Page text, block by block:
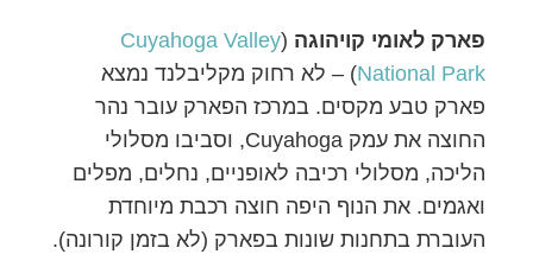
פארק לאומי קויהוגה (
Cuyahoga Valley
National Park) – לא רחוק מקליבלנד נמצא
פארק טבע מקסים. במרכז הפארק עובר נהר
החוצה את עמק Cuyahoga, וסביבו מסלולי
הליכה, מסלולי רכיבה לאופניים, נחלים, מפלים
ואגמים. את הנוף היפה חוצה רכבת מיוחדת
העוברת בתחנות שונות בפארק (לא בזמן קורונה).